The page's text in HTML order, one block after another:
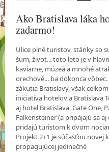
Ako Bratislava láka
zadarmo!
Ulice plné turistov, stánky so
šum, život... toto leto je v
kaviarne, múzeá a mnohé
orechové... ba dokonca
zákutia Bratislavy, však
iniciatíva hotelov a Bratislava
aj hotel Bratislava, Gate One,
Falkensteiner (a pripájajú sa
pridajú turistom k dvom
Projekt 2+1 je súčasťou novej
propagujúcej jedinečné